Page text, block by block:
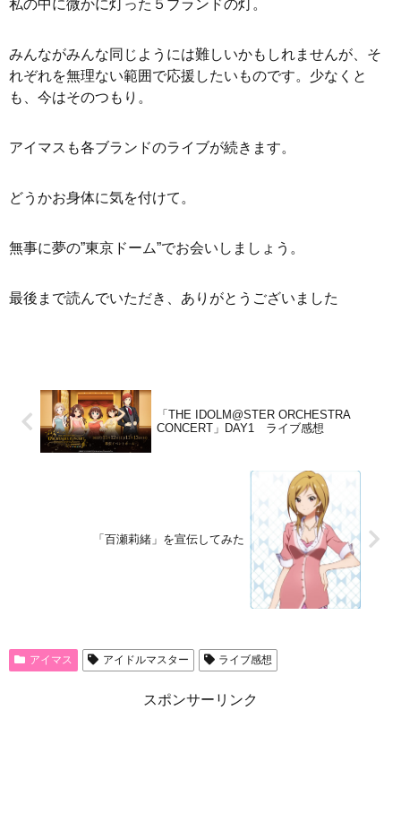
私の中に微かに灯った５ブランドの灯。
みんながみんな同じようには難しいかもしれませんが、そ
れぞれを無理ない範囲で応援したいものです。少なくと
も、今はそのつもり。
アイマスも各ブランドのライブが続きます。
どうかお身体に気を付けて。
無事に夢の”東京ドーム”でお会いしましょう。
最後まで読んでいただき、ありがとうございました
「THE IDOLM@STER ORCHESTRA
CONCERT」DAY1 ライブ感想
「百瀬莉緒」を宣伝してみた
アイマス アイドルマスター ライブ感想
スポンサーリンク